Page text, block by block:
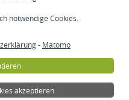
notwendige Cookies.
- Matomo
akzeptieren